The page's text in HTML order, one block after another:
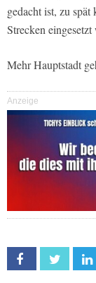
gedacht ist, zu
Strecken
Mehr Hauptstadt
Anzeige
Facebook Twitter